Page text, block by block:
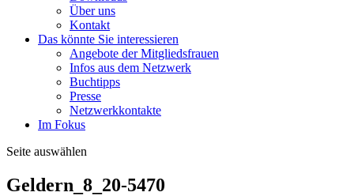
Über uns
Kontakt
Das könnte Sie interessieren
Angebote der Mitgliedsfrauen
Infos aus dem Netzwerk
Buchtipps
Presse
Netzwerkkontakte
Im Fokus
Seite auswählen
Geldern_8_20-5470